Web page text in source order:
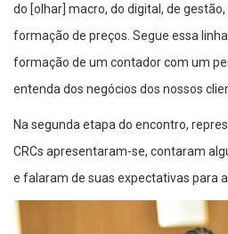
do [olhar] macro, do digital, de
formação de preços. Segue essa
formação de um contador com um
entenda dos negócios dos nossos
Na segunda etapa do encontro,
CRCs apresentaram-se, contaram
e falaram de suas expectativas para